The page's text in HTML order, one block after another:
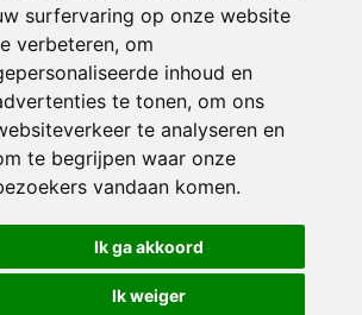
surfervaring op onze website
verbeteren, om
inhoud en
te tonen, om ons
te analyseren en
te begrijpen waar onze
vandaan komen.
Ik ga akkoord
Ik weiger
media